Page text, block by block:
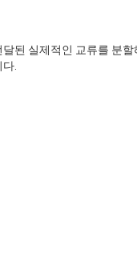
된 실제적인 교류를 분할
.